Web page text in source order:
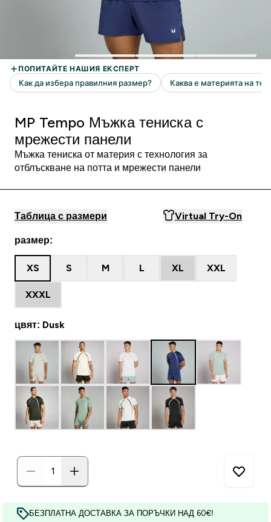
MP Tempo Мъжка тениска с
мрежести панели
Мъжка тениска от материя с технология за
отблъскване на потта и мрежести панели
Таблица с размери Virtual Try-On
размер:
XS S M L XL XXL
XXXL
цвят: Dusk
БЕЗПЛАТНА ДОСТАВКА ЗА ПОРЪЧКИ НАД 60€!